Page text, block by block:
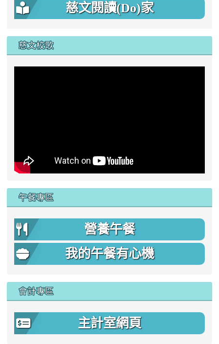
慈文閱讀(Do)家
慈文校歌
午餐專區
營養午餐
我的午餐有心機
會計專區
主計室網頁